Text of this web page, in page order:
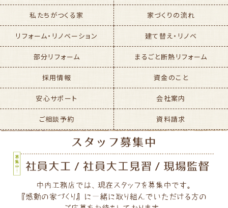
私たちがつくる家 家づくりの流れ
リフォーム・リノベーション 建て替え・リノベ
部分リフォーム まるごと断熱リフォーム
採用情報 資金のこと
安心サポート 会社案内
ご相談予約 資料請求